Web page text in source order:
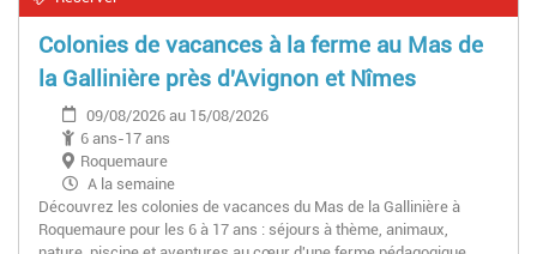
Colonies de vacances à la ferme au Mas de
la Gallinière près d'Avignon et Nîmes
09/08/2026 au 15/08/2026
6 ans-17 ans
Roquemaure
A la semaine
Découvrez les colonies de vacances du Mas de la Gallinière à
Roquemaure pour les 6 à 17 ans : séjours à thème, animaux,